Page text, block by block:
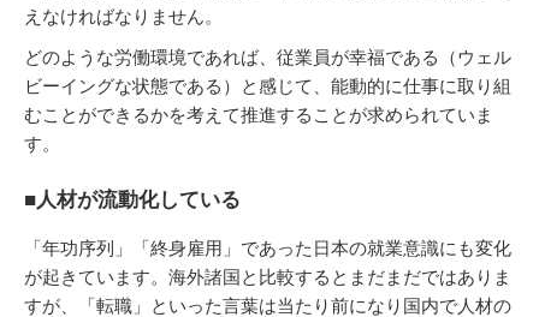
えなければなりません。
どのような労働環境であれば、従業員が幸福である（ウェル
ビーイングな状態である）と感じて、能動的に仕事に取り組
むことができるかを考えて推進することが求められていま
す。
■人材が流動化している
「年功序列」「終身雇用」であった日本の就業意識にも変化
が起きています。海外諸国と比較するとまだまだではありま
すが、「転職」といった言葉は当たり前になり国内で人材の